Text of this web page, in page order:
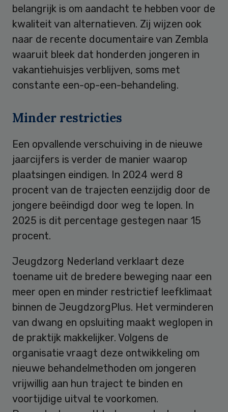
belangrijk is om aandacht te hebben voor de
kwaliteit van alternatieven. Zij wijzen ook
naar de recente documentaire van Zembla
waaruit bleek dat honderden jongeren in
vakantiehuisjes verblijven, soms met
constante een-op-een-behandeling.
Minder restricties
Een opvallende verschuiving in de nieuwe
jaarcijfers is verder de manier waarop
plaatsingen eindigen. In 2024 werd 8
procent van de trajecten eenzijdig door de
jongere beëindigd door weg te lopen. In
2025 is dit percentage gestegen naar 15
procent.
Jeugdzorg Nederland verklaart deze
toename uit de bredere beweging naar een
meer open en minder restrictief leefklimaat
binnen de JeugdzorgPlus. Het verminderen
van dwang en opsluiting maakt weglopen in
de praktijk makkelijker. Volgens de
organisatie vraagt deze ontwikkeling om
nieuwe behandelmethoden om jongeren
vrijwillig aan hun traject te binden en
voortijdige uitval te voorkomen.